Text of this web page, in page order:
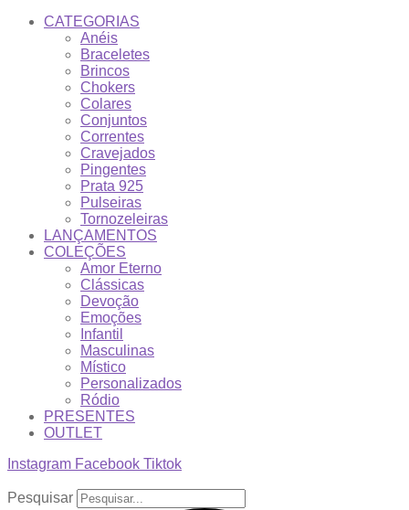
CATEGORIAS
Anéis
Braceletes
Brincos
Chokers
Colares
Conjuntos
Correntes
Cravejados
Pingentes
Prata 925
Pulseiras
Tornozeleiras
LANÇAMENTOS
COLEÇÕES
Amor Eterno
Clássicas
Devoção
Emoções
Infantil
Masculinas
Místico
Personalizados
Ródio
PRESENTES
OUTLET
Instagram Facebook Tiktok
Pesquisar